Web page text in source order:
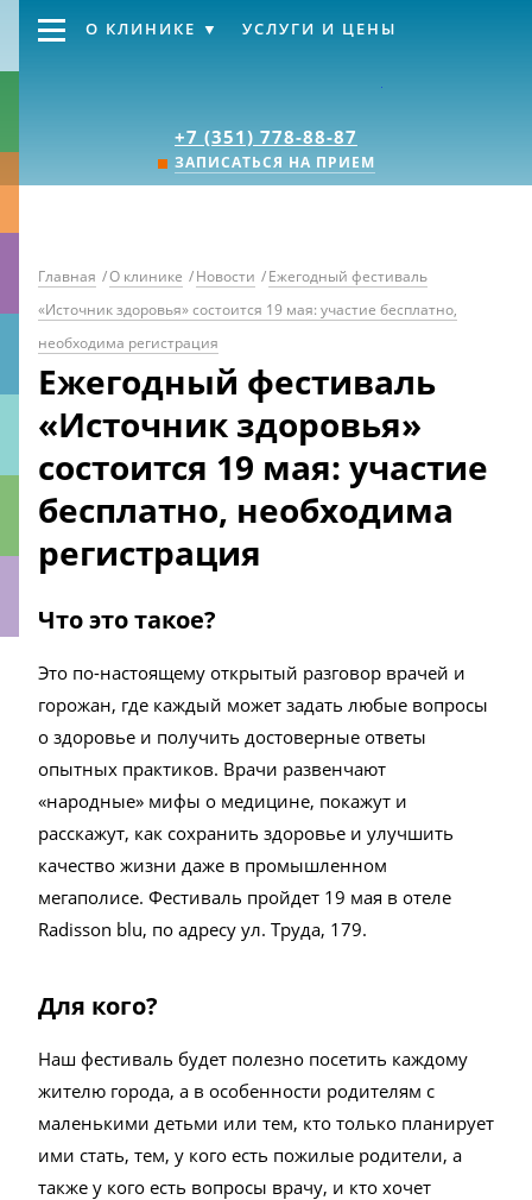
+7 (351) 778-88-87
ЗАПИСАТЬСЯ НА ПРИЕМ
О КЛИНИКЕ УСЛУГИ И ЦЕНЫ
Главная /О клинике /Новости /Ежегодный фестиваль
«Источник здоровья» состоится 19 мая: участие бесплатно,
необходима регистрация
Ежегодный фестиваль
«Источник здоровья»
состоится 19 мая: участие
бесплатно, необходима
регистрация
Что это такое?
Это по-настоящему открытый разговор врачей и
горожан, где каждый может задать любые вопросы
о здоровье и получить достоверные ответы
опытных практиков. Врачи развенчают
«народные» мифы о медицине, покажут и
расскажут, как сохранить здоровье и улучшить
качество жизни даже в промышленном
мегаполисе. Фестиваль пройдет 19 мая в отеле
Radisson blu, по адресу ул. Труда, 179.
Для кого?
Наш фестиваль будет полезно посетить каждому
жителю города, а в особенности родителям с
маленькими детьми или тем, кто только планирует
ими стать, тем, у кого есть пожилые родители, а
также у кого есть вопросы врачу, и кто хочет